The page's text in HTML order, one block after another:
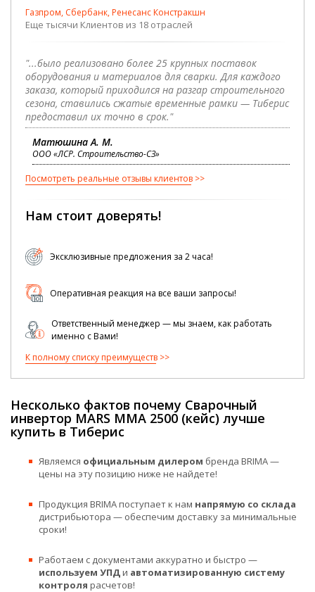
Газпром, Сбербанк, Ренесанс Констракшн
Еще тысячи Клиентов из 18 отраслей
"...было реализовано более 25 крупных поставок
оборудования и материалов для сварки. Для каждого
заказа, который приходился на разгар строительного
сезона, ставились сжатые временные рамки — Тиберис
предоставил их точно в срок."
Матюшина А. М.
ООО «ЛСР. Строительство-СЗ»
Посмотреть реальные отзывы клиентов
Нам стоит доверять!
Эксклюзивные предложения за 2 часа!
Оперативная реакция на все ваши запросы!
Ответственный менеджер — мы знаем, как работать
именно с Вами!
К полному списку преимуществ
Несколько фактов почему Сварочный
инвертор MARS MMA 2500 (кейс) лучше
купить в Тиберис
Являемся официальным дилером бренда BRIMA —
цены на эту позицию ниже не найдете!
Продукция BRIMA поступает к нам напрямую со склада
дистрибьютора — обеспечим доставку за минимальные
сроки!
Работаем с документами аккуратно и быстро —
используем УПДи автоматизированную систему
контроля расчетов!